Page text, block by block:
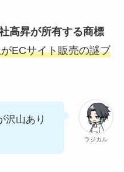
高昇が所有する商標
ECサイト販売の謎ブ
ラジカル
沢山あり